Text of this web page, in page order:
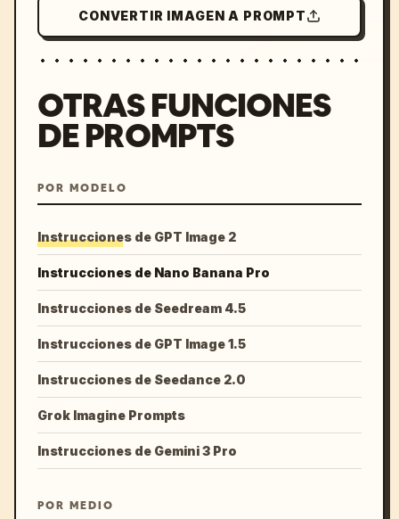
CONVERTIR IMAGEN A PROMPT
OTRAS FUNCIONES
DE PROMPTS
POR MODELO
Instrucciones de GPT Image 2
Instrucciones de Nano Banana Pro
Instrucciones de Seedream 4.5
Instrucciones de GPT Image 1.5
Instrucciones de Seedance 2.0
Grok Imagine Prompts
Instrucciones de Gemini 3 Pro
POR MEDIO